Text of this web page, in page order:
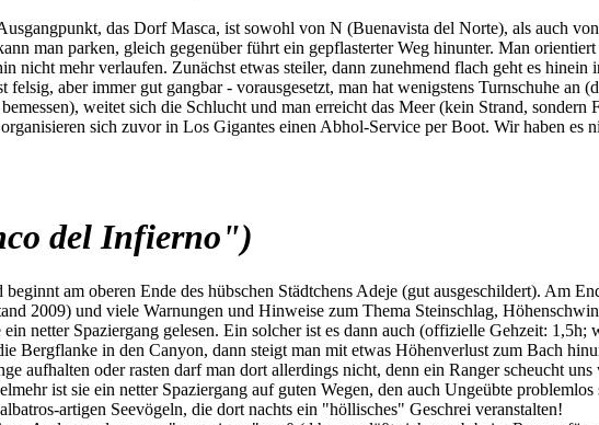
das Dorf Masca, ist sowohl von N (Buenavista del Norte), als auch
man parken, gleich gegenüber führt ein gepflasterter Weg hinunter. Man
nicht mehr verlaufen. Zunächst etwas steiler, dann zunehmend flach geht es
aber immer gut gangbar - vorausgesetzt, man hat wenigstens Turnschuhe
weitet sich die Schlucht und man erreicht das Meer (kein Strand, sondern
sich zuvor in Los Gigantes einen Abhol-Service per Boot. Wir haben es
del Infierno")
am oberen Ende des hübschen Städtchens Adeje (gut ausgeschildert). Am
2009) und viele Warnungen und Hinweise zum Thema Steinschlag,
netter Spaziergang gelesen. Ein solcher ist es dann auch (offizielle Gehzeit: 1,5h;
Bergflanke in den Canyon, dann steigt man mit etwas Höhenverlust zum Bach
aufhalten oder rasten darf man dort allerdings nicht, denn ein Ranger scheucht
ist sie ein netter Spaziergang auf guten Wegen, den auch Ungeübte problemlos
artigen Seevögeln, die dort nachts ein "höllisches" Geschrei veranstalten!